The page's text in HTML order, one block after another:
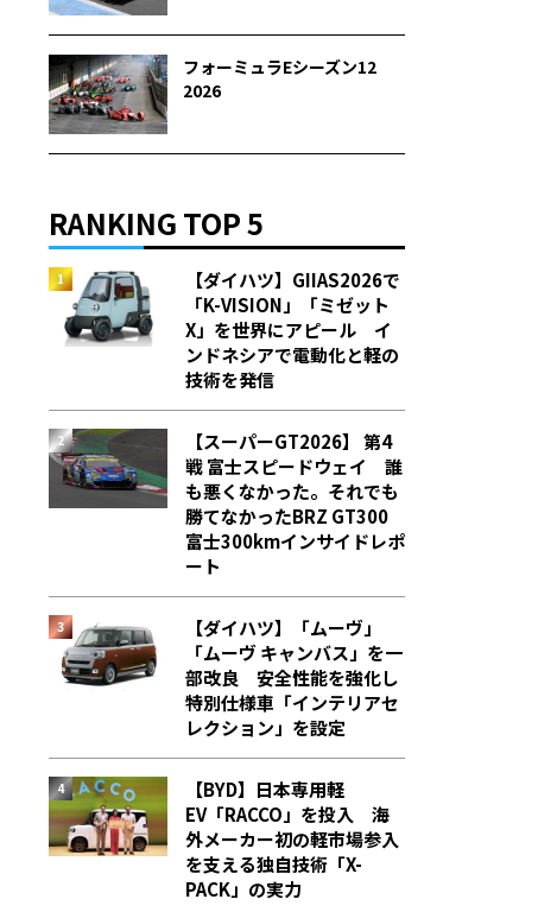
フォーミュラEシーズン12
2026
RANKING TOP 5
【ダイハツ】GIIAS2026で
「K-VISION」「ミゼット
X」を世界にアピール イ
ンドネシアで電動化と軽の
技術を発信
【スーパーGT2026】 第4
戦 富士スピードウェイ 誰
も悪くなかった。それでも
勝てなかった――BRZ GT300
富士300kmインサイドレポ
ート
【ダイハツ】「ムーヴ」
「ムーヴ キャンバス」を一
部改良 安全性能を強化し
特別仕様車「インテリアセ
レクション」を設定
【BYD】日本専用軽
EV「RACCO」を投入 海
外メーカー初の軽市場参入
を支える独自技術「X-
PACK」の実力